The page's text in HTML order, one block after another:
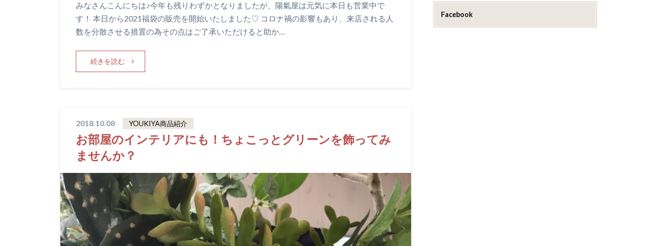
みなさんこんにちは♪今年も残りわずかとなりましたが、陽氣屋は元気に本日も営業中で
す！ 本日から2021福袋の販売を開始いたしました♡ コロナ禍の影響もあり、来店される人
数を分散させる措置の為その点はご了承いただけると助か…
続きを読む
2018.10.08 YOUKIYA商品紹介
お部屋のインテリアにも！ちょこっとグリーンを飾ってみ
ませんか？
Facebook